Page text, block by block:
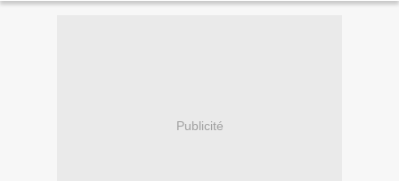
Publicité